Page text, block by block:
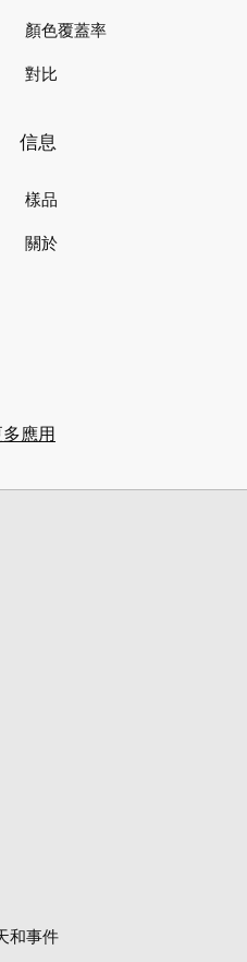
顏色覆蓋率
對比
信息
樣品
關於
應用
和事件